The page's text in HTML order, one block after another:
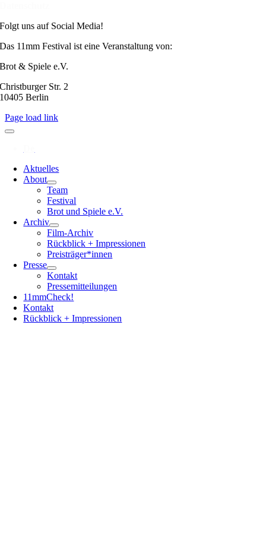
Folgt uns auf Social Media!
Das 11mm Festival ist eine Veranstaltung von:
Brot & Spiele e.V.
Christburger Str. 2
10405 Berlin
Page load link
Aktuelles
About
Team
Festival
Brot und Spiele e.V.
Archiv
Film-Archiv
Rückblick + Impressionen
Preisträger*innen
Presse
Kontakt
Pressemitteilungen
11mmCheck!
Kontakt
Rückblick + Impressionen